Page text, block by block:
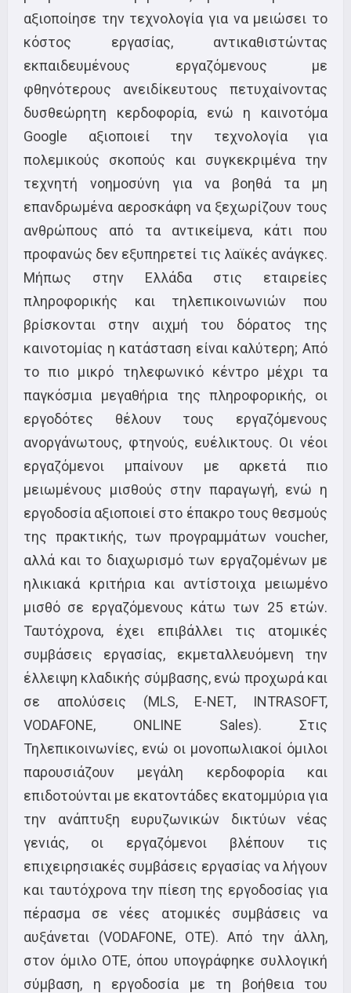
αξιοποίησε την τεχνολογία για να μειώσει το
κόστος εργασίας, αντικαθιστώντας
εκπαιδευμένους εργαζόμενους με
φθηνότερους ανειδίκευτους πετυχαίνοντας
δυσθεώρητη κερδοφορία, ενώ η καινοτόμα
Google αξιοποιεί την τεχνολογία για
πολεμικούς σκοπούς και συγκεκριμένα την
τεχνητή νοημοσύνη για να βοηθά τα μη
επανδρωμένα αεροσκάφη να ξεχωρίζουν τους
ανθρώπους από τα αντικείμενα, κάτι που
προφανώς δεν εξυπηρετεί τις λαϊκές ανάγκες.
Μήπως στην Ελλάδα στις εταιρείες
πληροφορικής και τηλεπικοινωνιών που
βρίσκονται στην αιχμή του δόρατος της
καινοτομίας η κατάσταση είναι καλύτερη; Από
το πιο μικρό τηλεφωνικό κέντρο μέχρι τα
παγκόσμια μεγαθήρια της πληροφορικής, οι
εργοδότες θέλουν τους εργαζόμενους
ανοργάνωτους, φτηνούς, ευέλικτους. Οι νέοι
εργαζόμενοι μπαίνουν με αρκετά πιο
μειωμένους μισθούς στην παραγωγή, ενώ η
εργοδοσία αξιοποιεί στο έπακρο τους θεσμούς
της πρακτικής, των προγραμμάτων voucher,
αλλά και το διαχωρισμό των εργαζομένων με
ηλικιακά κριτήρια και αντίστοιχα μειωμένο
μισθό σε εργαζόμενους κάτω των 25 ετών.
Ταυτόχρονα, έχει επιβάλλει τις ατομικές
συμβάσεις εργασίας, εκμεταλλευόμενη την
έλλειψη κλαδικής σύμβασης, ενώ προχωρά και
σε απολύσεις (MLS, Ε-ΝΕΤ, INTRASOFT,
VODAFONΕ, ONLINE Sales). Στις
Τηλεπικοινωνίες, ενώ οι μονοπωλιακοί όμιλοι
παρουσιάζουν μεγάλη κερδοφορία και
επιδοτούνται με εκατοντάδες εκατομμύρια για
την ανάπτυξη ευρυζωνικών δικτύων νέας
γενιάς, οι εργαζόμενοι βλέπουν τις
επιχειρησιακές συμβάσεις εργασίας να λήγουν
και ταυτόχρονα την πίεση της εργοδοσίας για
πέρασμα σε νέες ατομικές συμβάσεις να
αυξάνεται (VODAFONE, OTE). Από την άλλη,
στον όμιλο ΟΤΕ, όπου υπογράφηκε συλλογική
σύμβαση, η εργοδοσία με τη βοήθεια του